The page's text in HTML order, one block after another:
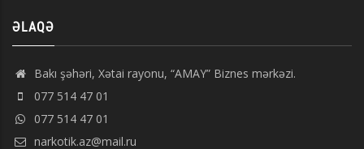
ƏLAQƏ
Bakı şəhəri, Xətai rayonu, “AMAY” Biznes mərkəzi.
077 514 47 01
077 514 47 01
narkotik.az@mail.ru